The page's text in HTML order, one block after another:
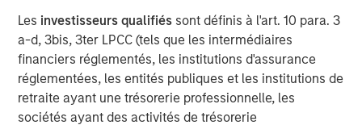
Les investisseurs qualifiés sont définis à l'art. 10 para. 3
a-d, 3bis, 3ter LPCC (tels que les intermédiaires
financiers réglementés, les institutions d'assurance
réglementées, les entités publiques et les institutions de
retraite ayant une trésorerie professionnelle, les
sociétés ayant des activités de trésorerie
avant de revenir sur le contexte général du marché qui a
prévalu pendant la majeure partie du mois de février.
Une escalade géopolitique brutale en fin de période a
radicalement changé le ton du marché. Les frappes
américaines et israéliennes contre l’Iran ont déclenché